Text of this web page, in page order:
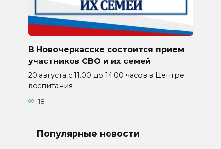
В Новочеркасске состоится прием
участников СВО и их семей
20 августа с 11.00 до 14.00 часов в Центре
воспитания
18
Популярные новости